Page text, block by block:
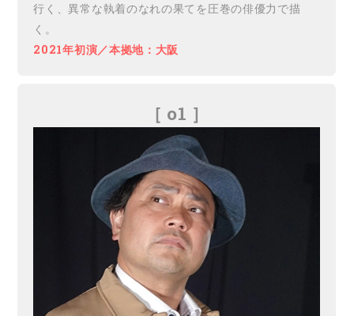
行く、異常な執着のなれの果てを圧巻の俳優力で描
く。
2021年初演／本拠地：大阪
［ o1 ］